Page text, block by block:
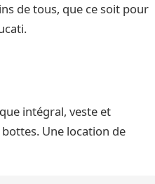
de tous, que ce soit pour
intégral, veste et
Une location de